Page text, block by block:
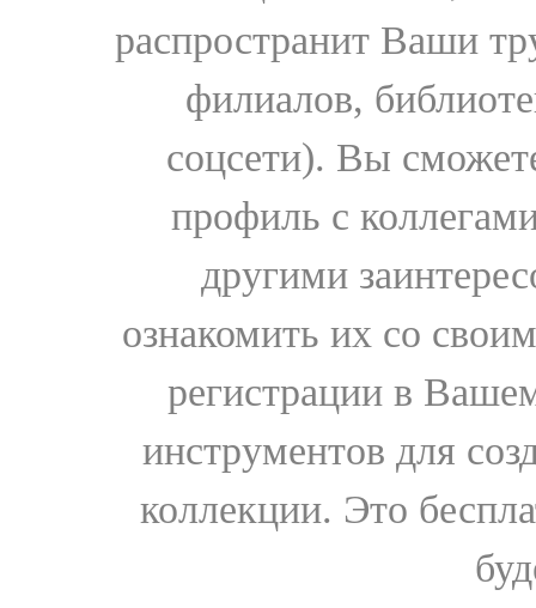
распространит Ваши
филиалов,
соцсети). Вы
профиль с
другими
ознакомить их со
регистрации в
инструментов для
коллекции. Это